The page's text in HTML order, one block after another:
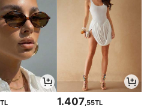
1.407 ,55TL